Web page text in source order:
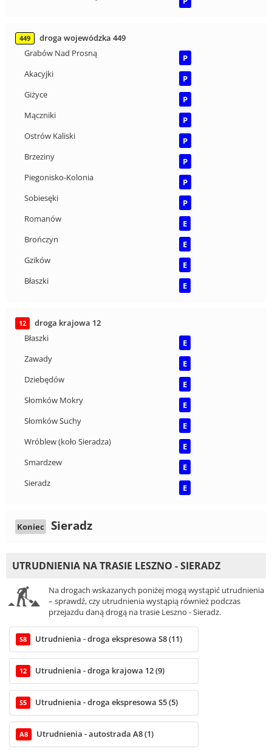
449
droga wojewódzka 449
Grabów Nad Prosną
P
Akacyjki
P
Giżyce
P
Mączniki
P
Ostrów Kaliski
P
Brzeziny
P
Piegonisko-Kolonia
P
Sobiesęki
P
Romanów
E
Brończyn
E
Gzików
E
Błaszki
E
12
droga krajowa 12
Błaszki
E
Zawady
E
Dziebędów
E
Słomków Mokry
E
Słomków Suchy
E
Wróblew (koło Sieradza)
E
Smardzew
E
Sieradz
E
Koniec Sieradz
UTRUDNIENIA NA TRASIE LESZNO - SIERADZ
Na drogach wskazanych poniżej mogą wystąpić utrudnienia
– sprawdź, czy utrudnienia wystąpią również podczas
przejazdu daną drogą na trasie Leszno - Sieradz.
S8 Utrudnienia - droga ekspresowa S8 (11)
12 Utrudnienia - droga krajowa 12 (9)
S5 Utrudnienia - droga ekspresowa S5 (5)
A8 Utrudnienia - autostrada A8 (1)